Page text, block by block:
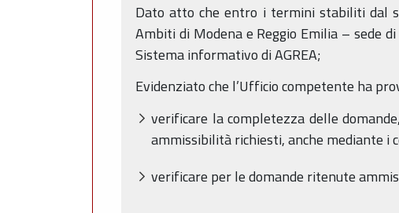
Dato atto che entro i termini stabiliti dal
Ambiti di Modena e Reggio Emilia – sede
Sistema informativo di AGREA;
Evidenziato che l’Ufficio competente ha
verificare la completezza delle
ammissibilità richiesti, anche mediante i
verificare per le domande ritenute